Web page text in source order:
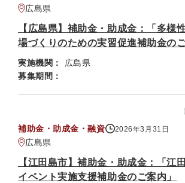
広島県
【広島県】補助金・助成金：「多様
場づくりのための実習促進補助金のご
実施機関：
広島県
募集期間：
補助金・助成金・融資 2026年3月31日
広島県
【江田島市】補助金・助成金：「江
イベント実施支援補助金のご案内」